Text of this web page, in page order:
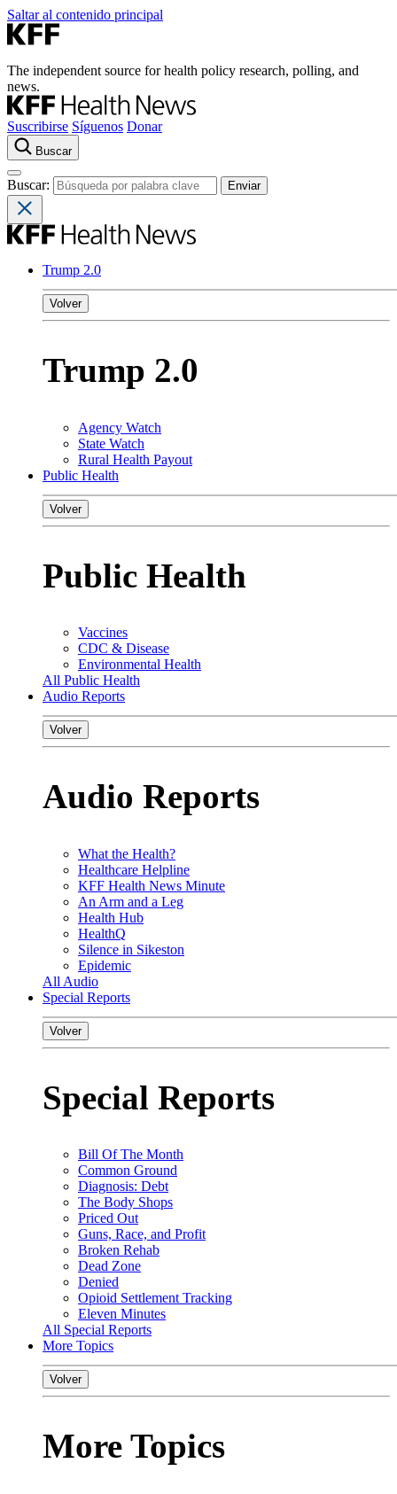
Saltar al contenido principal
The independent source for health policy research, polling, and
news.
Suscribirse Síguenos Donar
Buscar
Buscar:
Trump 2.0
Volver
Trump 2.0
Agency Watch
State Watch
Rural Health Payout
Public Health
Volver
Public Health
Vaccines
CDC & Disease
Environmental Health
All Public Health
Audio Reports
Volver
Audio Reports
What the Health?
Healthcare Helpline
KFF Health News Minute
An Arm and a Leg
Health Hub
HealthQ
Silence in Sikeston
Epidemic
All Audio
Special Reports
Volver
Special Reports
Bill Of The Month
Common Ground
Diagnosis: Debt
The Body Shops
Priced Out
Guns, Race, and Profit
Broken Rehab
Dead Zone
Denied
Opioid Settlement Tracking
Eleven Minutes
All Special Reports
More Topics
Volver
More Topics